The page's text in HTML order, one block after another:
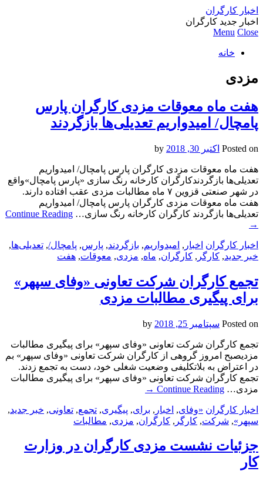
اخبار کارگران
اخبار جدید کارگران
Menu Close
خانه
مزدی
هفت ماه معوقات مزدی کارگران پارس
پامچال/ امیدواریم تعدیلی‌ها بازگردند
Posted on اکتبر 30, 2018
هفت ماه معوقات مزدی کارگران پارس پامچال/ امیدواریم
تعدیلی‌ها بازگردندکارگران کارخانه رنگ‌ سازی «پارس پامچال»واقع
در شهر صنعتی قزوین ۷ ماه مطالبات مزدی عقب افتاده دارند.
هفت ماه معوقات مزدی کارگران پارس پامچال/ امیدواریم
تعدیلی‌ها بازگردند کارگران کارخانه رنگ‌ سازی… Continue Reading
→
اخبار کارگران اخبار , امیدواریم, بازگردند, پارس, پامچال/, تعدیلی‌ها,
خبر جدید, کارگر , کارگران, ماه, مزدی, معوقات, هفت
تجمع کارگران شرکت تعاونی «وفای سپهر»
برای پیگیری مطالبات مزدی
Posted on سپتامبر 25, 2018
تجمع کارگران شرکت تعاونی «وفای سپهر» برای پیگیری مطالبات
مزدیصبح امروز گروهی از کارگران شرکت تعاونی «وفای سپهر» بم
در اعتراض به بلاتکلیفی وضعیت شغلی خود، دست به تجمع زدند.
تجمع کارگران شرکت تعاونی «وفای سپهر» برای پیگیری مطالبات
مزدی… Continue Reading
→
اخبار کارگران «وفای, اخبار , برای, پیگیری, تجمع, تعاونی, خبر جدید,
سپهر», شرکت, کارگر , کارگران, مزدی, مطالبات
جزئیات نشست مزدی کارگران در وزارت
کار